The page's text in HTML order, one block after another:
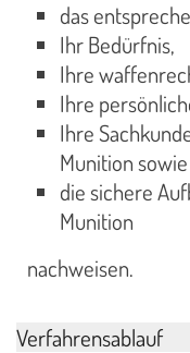
das
Ihr Bedürfnis,
Ihre
Ihre
Ihre
Munition sowie
die sichere
Munition
nachweisen.
Verfahrensablauf